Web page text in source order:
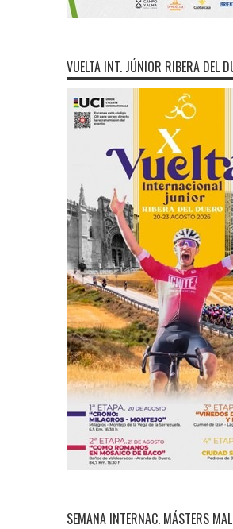
VUELTA INT. JÚNIOR RIBERA DEL
SEMANA INTERNAC. MÁSTERS